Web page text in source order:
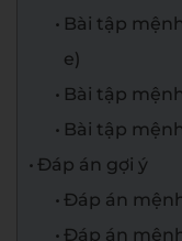
Bài tập
e)
Bài tập
Bài tập
Đáp án gợi ý
Đáp án
Đáp án